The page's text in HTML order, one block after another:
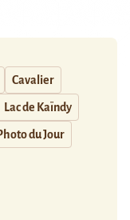
Cavalier
Lac de Kaïndy
du Jour